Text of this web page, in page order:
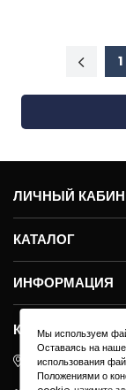
1
ЛИЧНЫЙ
КАТАЛОГ
ИНФОРМАЦИЯ
КОНТАКТЫ
Мы используем
Оставаясь на
использования
Положениями о